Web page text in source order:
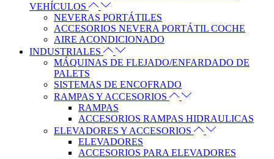
VEHÍCULOS
NEVERAS PORTÁTILES
ACCESORIOS NEVERA PORTÁTIL COCHE
AIRE ACONDICIONADO
INDUSTRIALES
MÁQUINAS DE FLEJADO/ENFARDADO DE
PALETS
SISTEMAS DE ENCOFRADO
RAMPAS Y ACCESORIOS
RAMPAS
ACCESORIOS RAMPAS HIDRAULICAS
ELEVADORES Y ACCESORIOS
ELEVADORES
ACCESORIOS PARA ELEVADORES